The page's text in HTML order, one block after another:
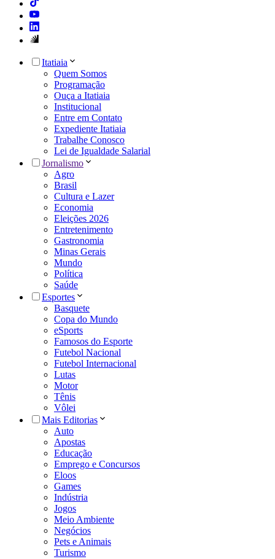
Itatiaia
Quem Somos
Programação
Ouça a Itatiaia
Institucional
Entre em Contato
Expediente Itatiaia
Trabalhe Conosco
Lei de Igualdade Salarial
Jornalismo
Agro
Brasil
Cultura e Lazer
Economia
Eleições 2026
Entretenimento
Gastronomia
Minas Gerais
Mundo
Política
Saúde
Esportes
Basquete
Copa do Mundo
eSports
Famosos do Esporte
Futebol Nacional
Futebol Internacional
Lutas
Motor
Tênis
Vôlei
Mais Editorias
Auto
Apostas
Educação
Emprego e Concursos
Eloos
Games
Indústria
Jogos
Meio Ambiente
Negócios
Pets e Animais
Turismo